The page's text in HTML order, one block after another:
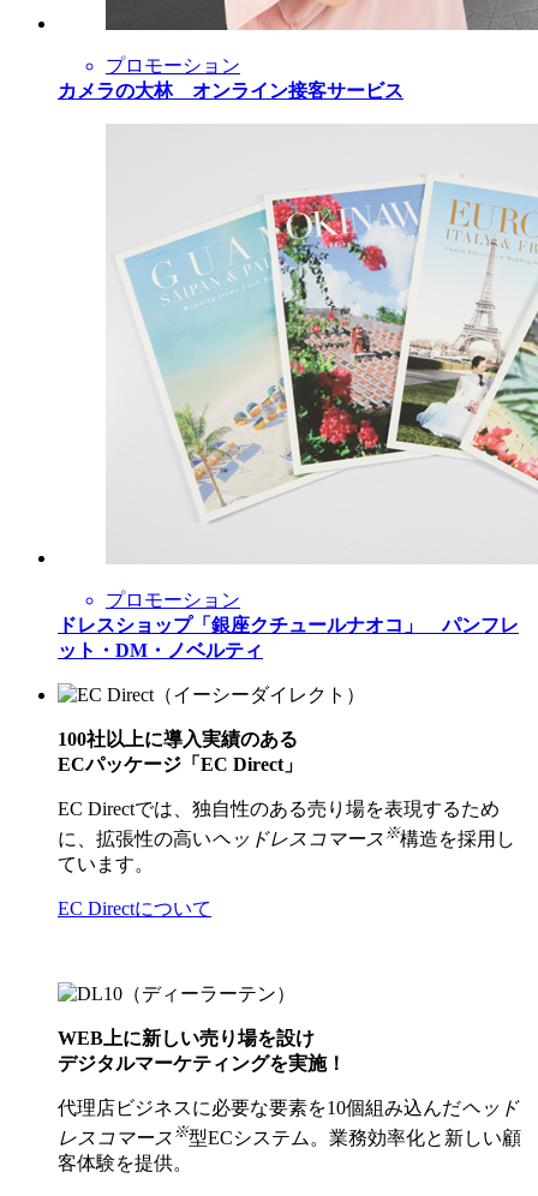
プロモーション
カメラの大林 オンライン接客サービス
プロモーション
ドレスショップ「銀座クチュールナオコ」 パンフレ
ット・DM・ノベルティ
100社以上に導入実績のある
ECパッケージ「EC Direct」
EC Directでは、独自性のある売り場を表現するため
に、拡張性の高いヘッドレスコマース ※構造を採用し
ています。
EC Directについて
WEB上に新しい売り場を設け
デジタルマーケティングを実施！
代理店ビジネスに必要な要素を10個組み込んだヘッド
レスコマース ※型ECシステム。業務効率化と新しい顧
客体験を提供。